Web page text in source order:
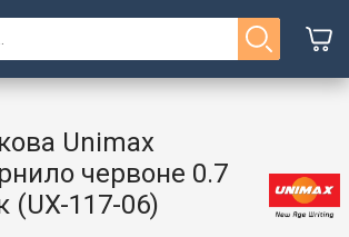
Unimax
червоне 0.7
(UX-117-06)